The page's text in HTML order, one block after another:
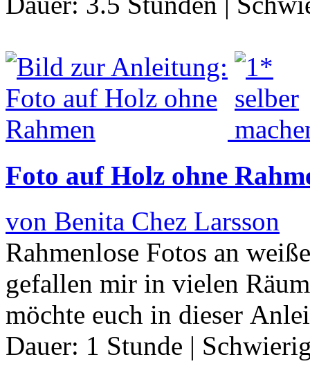
Foto auf Holz ohne
von Benita Chez Larsson
Rahmenlose Fotos an
gefallen mir in vielen
möchte euch in dieser
Dauer: 1 Stunde |